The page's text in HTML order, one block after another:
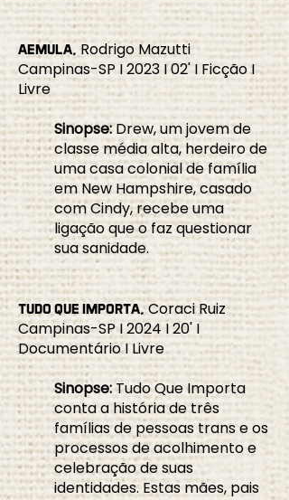
AEMULA, Rodrigo Mazutti
Campinas-SP I 2023 I 02' I Ficção I
Livre
Sinopse:Drew, um jovem de
classe média alta, herdeiro de
uma casa colonial de família
em New Hampshire, casado
com Cindy, recebe uma
ligação que o faz questionar
sua sanidade.
TUDO QUE IMPORTA,Coraci Ruiz
Campinas-SP I 2024 I 20' I
Documentário I Livre
Sinopse:Tudo Que Importa
conta a história de três
famílias de pessoas trans e os
processos de acolhimento e
celebração de suas
identidades. Estas mães, pais